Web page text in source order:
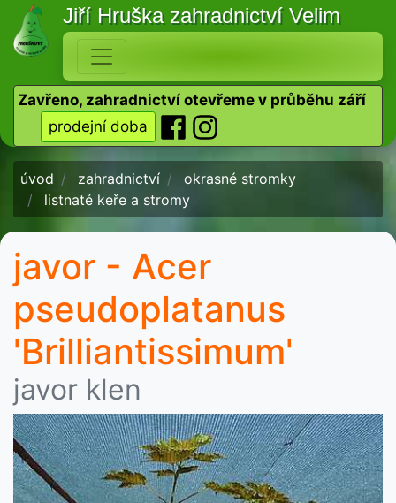
Jiří Hruška zahradnictví Velim
Zavřeno, zahradnictví otevřeme v průběhu září
prodejní doba
úvod zahradnictví
okrasné stromky
listnaté keře a stromy
javor - Acer
pseudoplatanus
'Brilliantissimum'
javor klen